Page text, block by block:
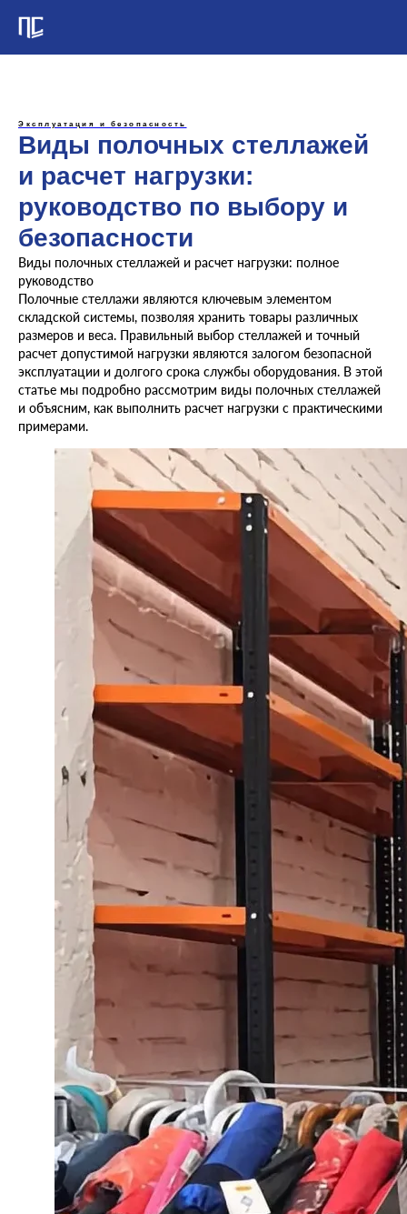
Эксплуатация и безопасность
Виды полочных стеллажей
и расчет нагрузки:
руководство по выбору и
безопасности
Виды полочных стеллажей и расчет нагрузки: полное
руководство
Полочные стеллажи являются ключевым элементом
складской системы, позволяя хранить товары различных
размеров и веса. Правильный выбор стеллажей и точный
расчет допустимой нагрузки являются залогом безопасной
эксплуатации и долгого срока службы оборудования. В этой
статье мы подробно рассмотрим виды полочных стеллажей
и объясним, как выполнить расчет нагрузки с практическими
примерами.